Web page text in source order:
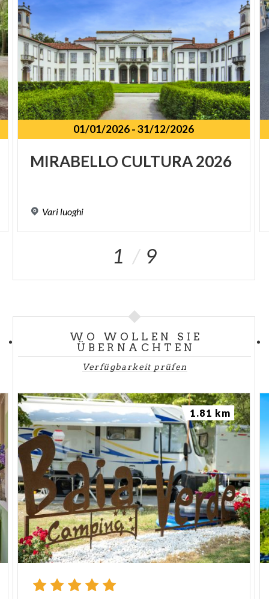
01/01/2026-31/12/2026
MIRABELLO CULTURA2026
Vari luoghi
1 9
WO WOLLEN SIE
ÜBERNACHTEN
Verfügbarkeit prüfen
1.81 km